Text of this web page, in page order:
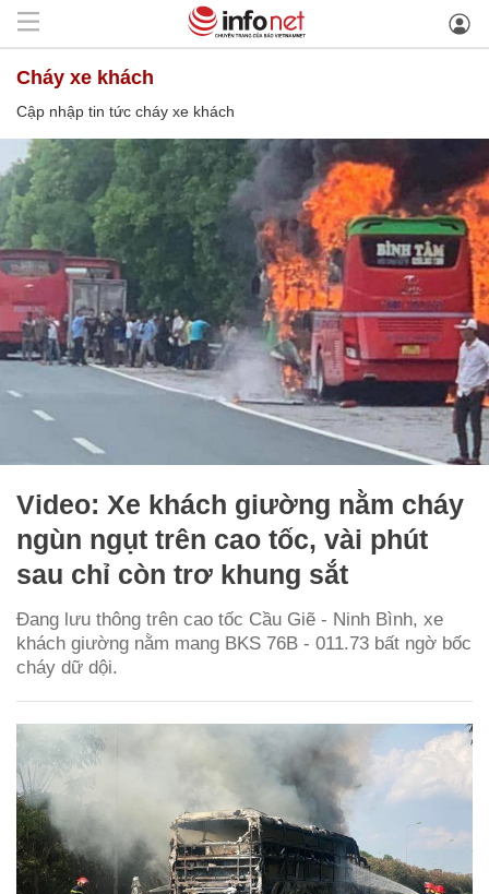
cháy xe khách
Cập nhập tin tức cháy xe khách
Video: Xe khách giường nằm cháy
ngùn ngụt trên cao tốc, vài phút
sau chỉ còn trơ khung sắt
Đang lưu thông trên cao tốc Cầu Giẽ - Ninh Bình, xe
khách giường nằm mang BKS 76B - 011.73 bất ngờ bốc
cháy dữ dội.